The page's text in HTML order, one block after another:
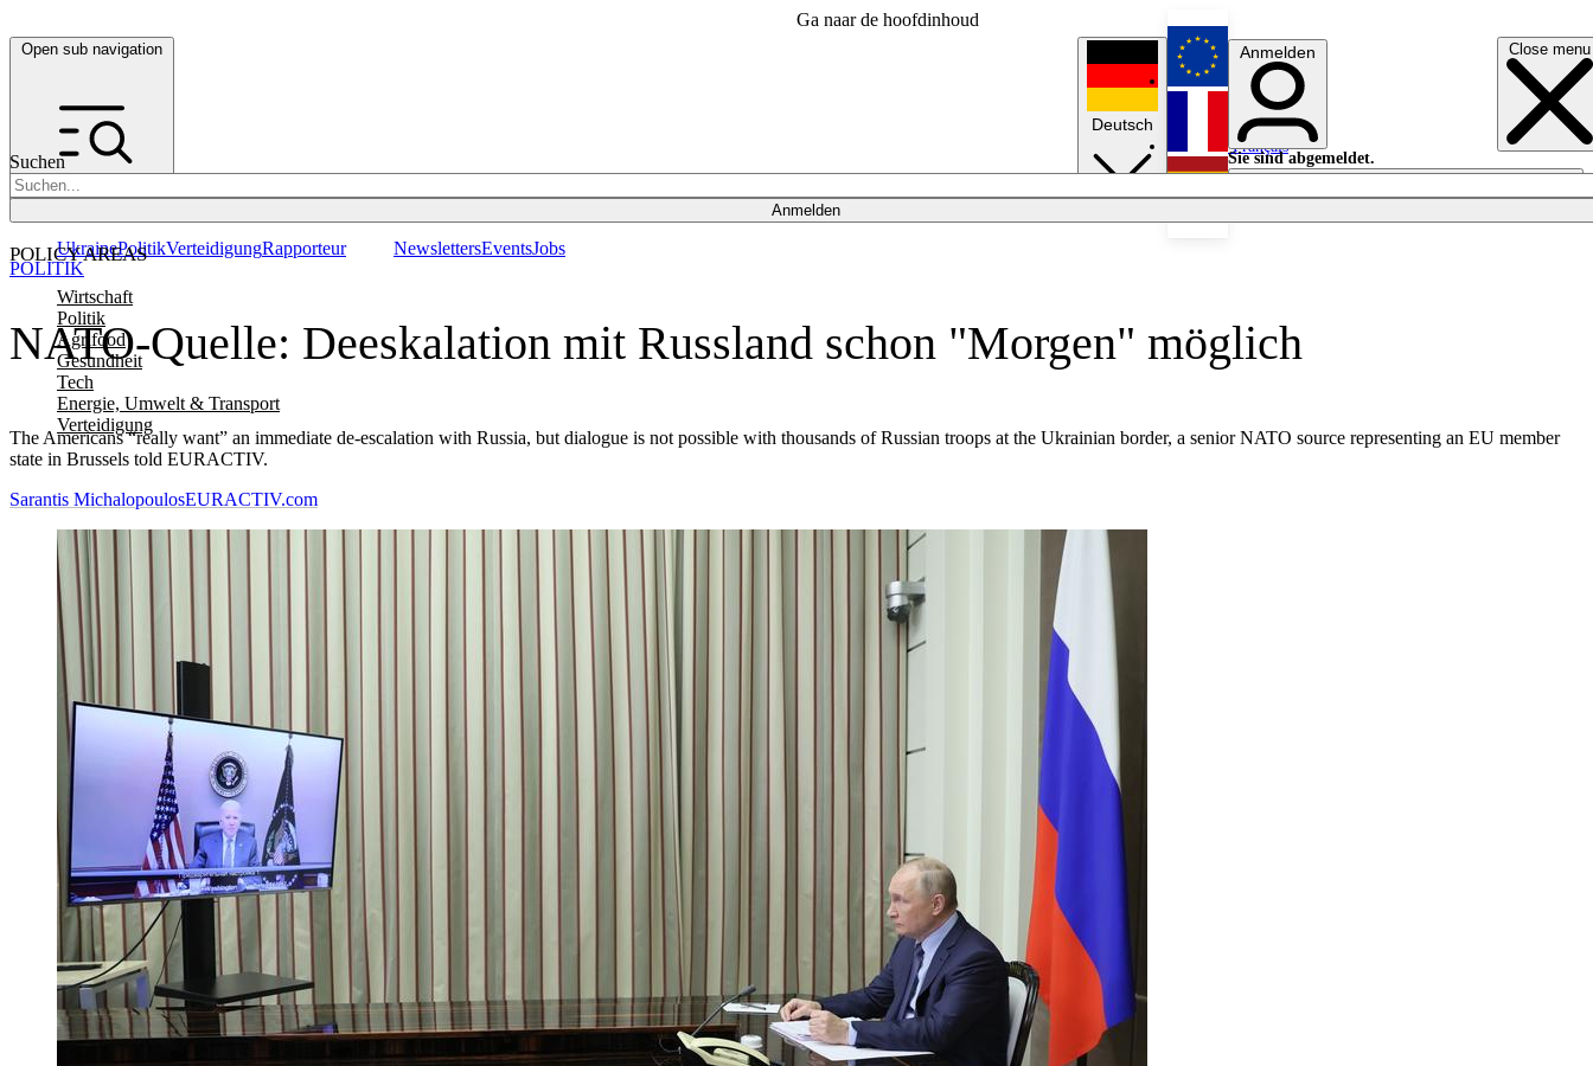
Ga naar de hoofdinhoud
Open sub navigation Close menu
Suchen
Anmelden
POLICY AREAS
Wirtschaft
Politik
Agrifood
Gesundheit
Tech
Energie, Umwelt & Transport
Verteidigung
UkrainePolitikVerteidigungRapporteur NewslettersEventsJobs
Deutsch
English
Français
Anmelden
Sie sind abgemeldet.
Anmelden
Licht aus
NATO-Quelle: Deeskalation mit Russland schon "Morgen" möglich
The Americans “really want” an immediate de-escalation with Russia, but dialogue is not possible with thousands of Russian troops at the Ukrainian border, a senior NATO source representing an EU member
state in Brussels told EURACTIV.
POLITIK
Sarantis MichalopoulosEURACTIV.com